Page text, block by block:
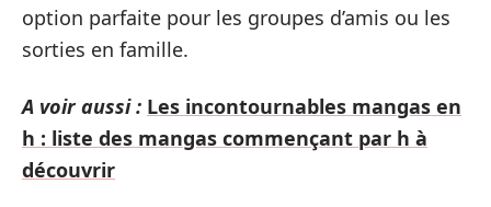
option parfaite pour les groupes d’amis ou les
sorties en famille.
A voir aussi : Les incontournables mangas en
h : liste des mangas commençant par h à
découvrir